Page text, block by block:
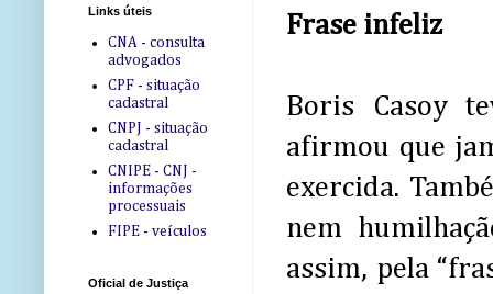
Frase infeliz
Boris Casoy
afirmou que
exercida.
nem
assim, pela
Links úteis
CNA - consulta
advogados
CPF - situação
cadastral
CNPJ - situação
cadastral
CNIPE - CNJ -
informações
processuais
FIPE - veículos
Oficial de Justiça